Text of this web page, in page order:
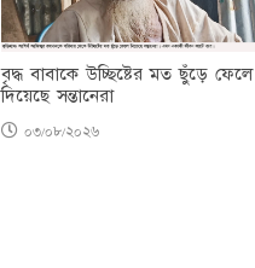
বৃদ্ধ বাবাকে উচ্ছিষ্টের মত ছুঁড়ে ফেলে
দিয়েছে সন্তানেরা
০৩/০৮/২০২৬